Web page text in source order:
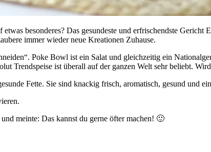
besonderes? Das gesundeste und erfrischendste
immer wieder neue Kreationen Zuhause.
Poke Bowl ist ein Salat und gleichzeitig ein
Trendspeise ist überall auf der ganzen Welt sehr beliebt.
Fette. Sie sind knackig frisch, aromatisch, gesund und
meinte: Das kannst du gerne öfter machen! 🙂